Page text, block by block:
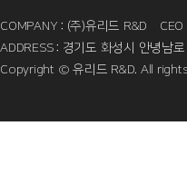
COMPANY : (주)유리드 R&D
ADDRESS : 경기도 화성시 안녕남
Copyright © 유리드 R&D. All